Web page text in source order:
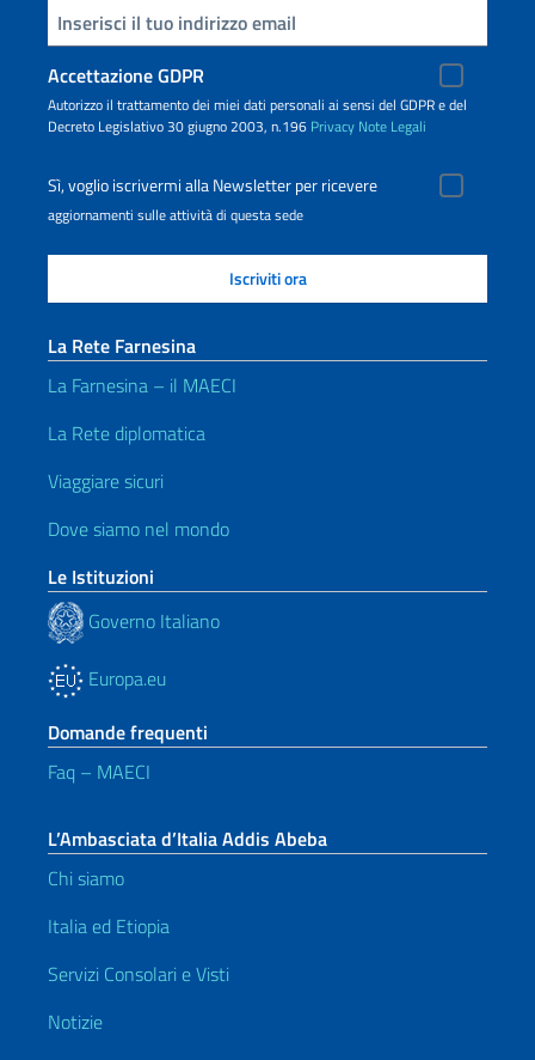
Inserisci la tua email
Accettazione GDPR
Autorizzo il trattamento dei miei dati personali ai sensi del GDPR e del
Decreto Legislativo 30 giugno 2003, n.196 Privacy Note Legali
Sì, voglio iscrivermi alla Newsletter per ricevere
aggiornamenti sulle attività di questa sede
La Rete Farnesina
La Farnesina – il MAECI
La Rete diplomatica
Viaggiare sicuri
Dove siamo nel mondo
Le Istituzioni
Governo Italiano
Europa.eu
Domande frequenti
Faq – MAECI
L’Ambasciata d’Italia Addis Abeba
Chi siamo
Italia ed Etiopia
Servizi Consolari e Visti
Notizie